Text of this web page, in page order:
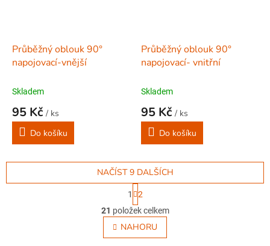
Průběžný oblouk 90°
napojovací-vnější
Skladem
95 Kč / ks
Do košíku
Průběžný oblouk 90°
napojovací- vnitřní
Skladem
95 Kč / ks
Do košíku
O
v
l
á
NAČÍST 9 DALŠÍCH
S
t
r
á
n
k
1
2
21 položek celkem
NAHORU